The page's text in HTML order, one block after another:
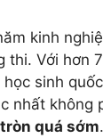
kinh
thi. Với hơn
sinh
nhất không
quá sớm